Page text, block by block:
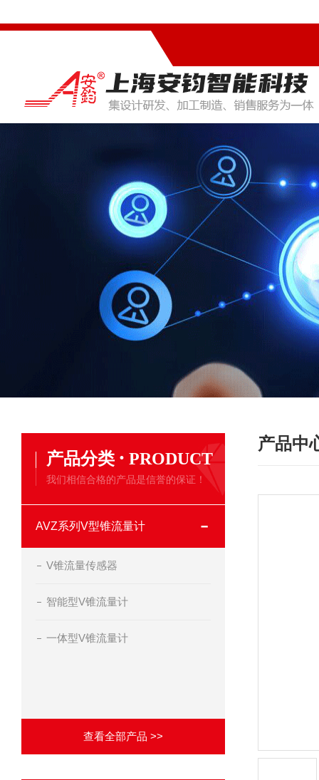
产品分类 · PRODUCT
我们相信合格的产品是信誉的保证！
AVZ系列V型锥流量计
V锥流量传感器
智能型V锥流量计
一体型V锥流量计
查看全部产品 >>
产品中